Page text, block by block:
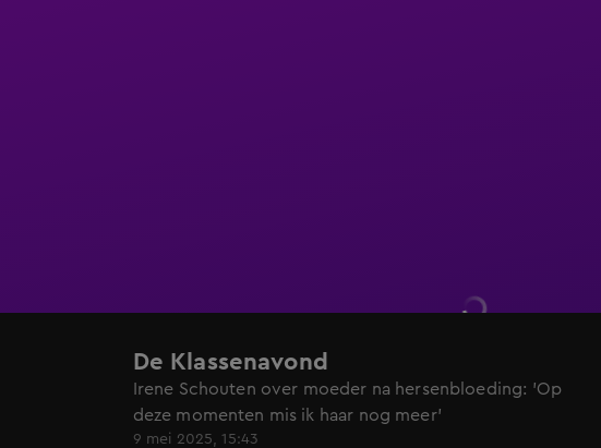
De Klassenavond
Irene Schouten over moeder na hersenbloeding: 'Op
deze momenten mis ik haar nog meer'
9 mei 2025, 15:43